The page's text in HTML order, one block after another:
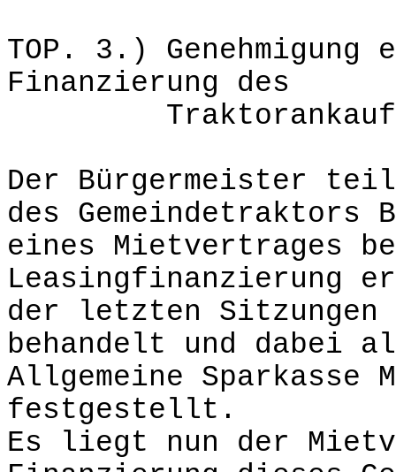
TOP. 3.)
Finanzierung des
Der Bürgermeister
des Gemeindetraktors
eines Mietvertrages
Leasingfinanzierung
der letzten Sitzungen
behandelt und
Allgemeine Sparkasse
festgestellt.
Es liegt nun der